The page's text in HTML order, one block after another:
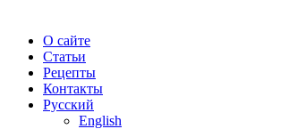
О сайте
Статьи
Рецепты
Контакты
Русский
English